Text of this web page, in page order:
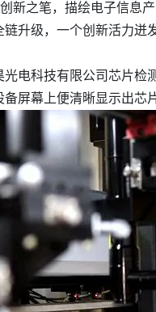
新之笔，描绘电子信息
升级，一个创新活力迸
电科技有限公司芯片
屏幕上便清晰显示出芯